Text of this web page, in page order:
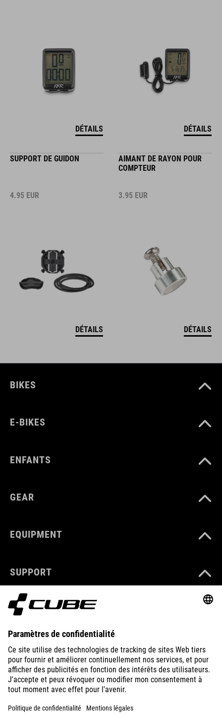
DÉTAILS DÉTAILS
SUPPORT DE GUIDON
4.95 EUR
DÉTAILS
AIMANT DE RAYON POUR
COMPTEUR
3.95 EUR
DÉTAILS
BIKES
E-BIKES
ENFANTS
GEAR
EQUIPMENT
SUPPORT
ABOUT US
EXPLORE